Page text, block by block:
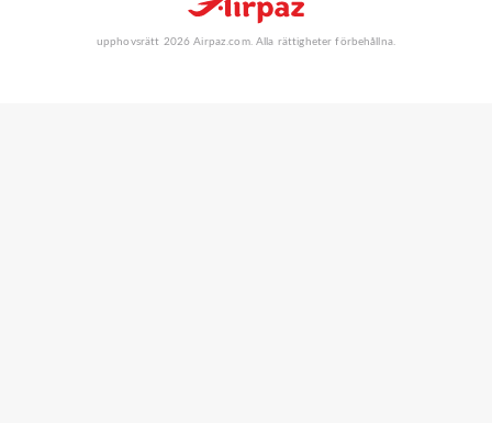
upphovsrätt 2026 Airpaz.com. Alla rättigheter förbehållna.